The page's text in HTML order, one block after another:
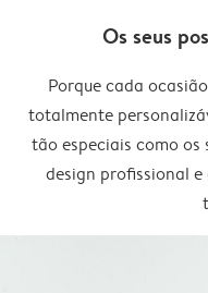
Os seus
Porque cada
totalmente
tão especiais como os
design profissional